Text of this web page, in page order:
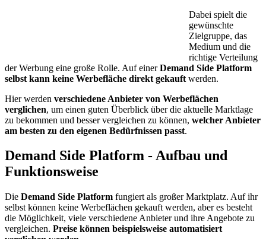
Dabei spielt die
gewünschte
Zielgruppe, das
Medium und die
richtige Verteilung
der Werbung eine große Rolle. Auf einerDemand Side Platform
selbst kann keine Werbefläche direkt gekauft werden.
Hier werden verschiedene Anbieter von Werbeflächen
verglichen, um einen guten Überblick über die aktuelle Marktlage
zu bekommen und besser vergleichen zu können, welcher Anbieter
am besten zu den eigenen Bedürfnissen passt.
Demand Side Platform - Aufbau und
Funktionsweise
Die Demand Side Platform fungiert als großer Marktplatz. Auf ihr
selbst können keine Werbeflächen gekauft werden, aber es besteht
die Möglichkeit, viele verschiedene Anbieter und ihre Angebote zu
vergleichen. Preise können beispielsweise automatisiert